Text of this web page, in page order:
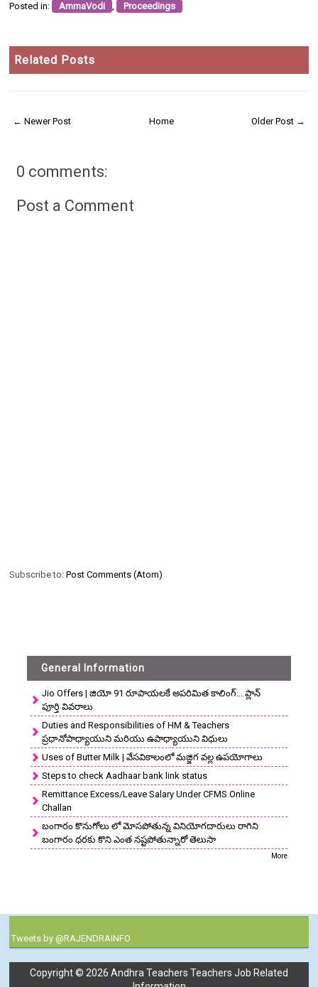
Posted in: AmmaVodi , Proceedings
Related Posts
← Newer Post Older Post →
Home
0 comments:
Post a Comment
Subscribe to:Post Comments (Atom)
General Information
Jio Offers | జియో 91 రూపాయలకే అపరిమిత కాలింగ్... ప్లాన్
పూర్తి వివరాలు
Duties and Responsibilities of HM & Teachers
ప్రధానోపాధ్యాయుని మరియు ఉపాధ్యాయుని విధులు
Uses of Butter Milk | వేసవికాలంలో మజ్జిగ వల్ల ఉపయోగాలు
Steps to check Aadhaar bank link status
Remittance Excess/Leave Salary Under CFMS Online
Challan
బంగారం కొనుగోలు లో మోసపోతున్న వినియోగదారులు రాగిని
బంగారం ధరకు కొని ఎంత నష్టపోతున్నారో తెలుసా
More
Tweets by @RAJENDRAINFO
Copyright © 2026 Andhra Teachers Teachers Job Related